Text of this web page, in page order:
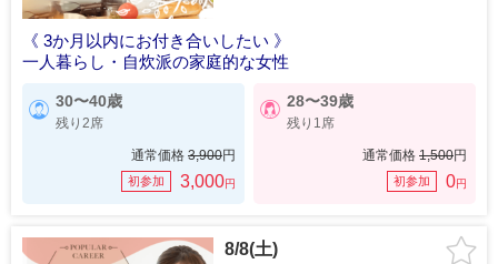
《 3か月以内にお付き合いしたい 》
一人暮らし・自炊派の家庭的な女性
30〜40歳
残り2席
通常価格 3,900円
初参加 3,000円
28〜39歳
残り1席
通常価格 1,500円
初参加 0円
8/8(土)